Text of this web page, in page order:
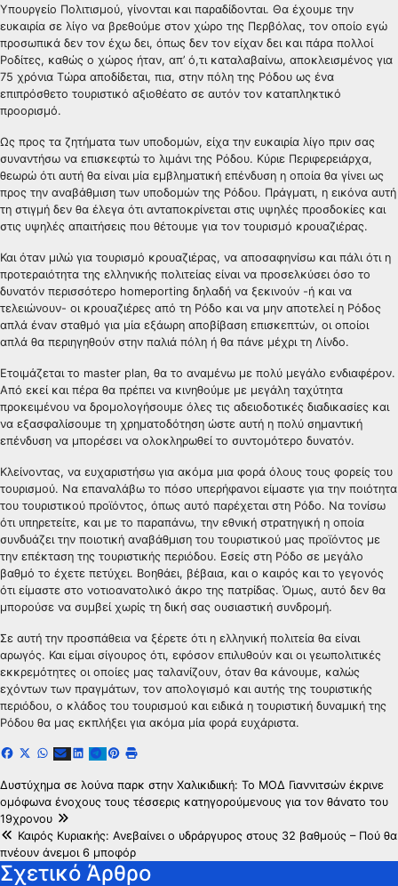
Υπουργείο Πολιτισμού, γίνονται και παραδίδονται. Θα έχουμε την
ευκαιρία σε λίγο να βρεθούμε στον χώρο της Περβόλας, τον οποίο εγώ
προσωπικά δεν τον έχω δει, όπως δεν τον είχαν δει και πάρα πολλοί
Ροδίτες, καθώς ο χώρος ήταν, απ’ ό,τι καταλαβαίνω, αποκλεισμένος για
75 χρόνια Τώρα αποδίδεται, πια, στην πόλη της Ρόδου ως ένα
επιπρόσθετο τουριστικό αξιοθέατο σε αυτόν τον καταπληκτικό
προορισμό.
Ως προς τα ζητήματα των υποδομών, είχα την ευκαιρία λίγο πριν σας
συναντήσω να επισκεφτώ το λιμάνι της Ρόδου. Κύριε Περιφερειάρχα,
θεωρώ ότι αυτή θα είναι μία εμβληματική επένδυση η οποία θα γίνει ως
προς την αναβάθμιση των υποδομών της Ρόδου. Πράγματι, η εικόνα αυτή
τη στιγμή δεν θα έλεγα ότι ανταποκρίνεται στις υψηλές προσδοκίες και
στις υψηλές απαιτήσεις που θέτουμε για τον τουρισμό κρουαζιέρας.
Και όταν μιλώ για τουρισμό κρουαζιέρας, να αποσαφηνίσω και πάλι ότι η
προτεραιότητα της ελληνικής πολιτείας είναι να προσελκύσει όσο το
δυνατόν περισσότερο homeporting δηλαδή να ξεκινούν -ή και να
τελειώνουν- οι κρουαζιέρες από τη Ρόδο και να μην αποτελεί η Ρόδος
απλά έναν σταθμό για μία εξάωρη αποβίβαση επισκεπτών, οι οποίοι
απλά θα περιηγηθούν στην παλιά πόλη ή θα πάνε μέχρι τη Λίνδο.
Ετοιμάζεται το master plan, θα το αναμένω με πολύ μεγάλο ενδιαφέρον.
Από εκεί και πέρα θα πρέπει να κινηθούμε με μεγάλη ταχύτητα
προκειμένου να δρομολογήσουμε όλες τις αδειοδοτικές διαδικασίες και
να εξασφαλίσουμε τη χρηματοδότηση ώστε αυτή η πολύ σημαντική
επένδυση να μπορέσει να ολοκληρωθεί το συντομότερο δυνατόν.
Κλείνοντας, να ευχαριστήσω για ακόμα μια φορά όλους τους φορείς του
τουρισμού. Να επαναλάβω το πόσο υπερήφανοι είμαστε για την ποιότητα
του τουριστικού προϊόντος, όπως αυτό παρέχεται στη Ρόδο. Να τονίσω
ότι υπηρετείτε, και με το παραπάνω, την εθνική στρατηγική η οποία
συνδυάζει την ποιοτική αναβάθμιση του τουριστικού μας προϊόντος με
την επέκταση της τουριστικής περιόδου. Εσείς στη Ρόδο σε μεγάλο
βαθμό το έχετε πετύχει. Βοηθάει, βέβαια, και ο καιρός και το γεγονός
ότι είμαστε στο νοτιοανατολικό άκρο της πατρίδας. Όμως, αυτό δεν θα
μπορούσε να συμβεί χωρίς τη δική σας ουσιαστική συνδρομή.
Σε αυτή την προσπάθεια να ξέρετε ότι η ελληνική πολιτεία θα είναι
αρωγός. Και είμαι σίγουρος ότι, εφόσον επιλυθούν και οι γεωπολιτικές
εκκρεμότητες οι οποίες μας ταλανίζουν, όταν θα κάνουμε, καλώς
εχόντων των πραγμάτων, τον απολογισμό και αυτής της τουριστικής
περιόδου, ο κλάδος του τουρισμού και ειδικά η τουριστική δυναμική της
Ρόδου θα μας εκπλήξει για ακόμα μία φορά ευχάριστα.
Πλοήγηση
άρθρων
Δυστύχημα σε λούνα παρκ στην Χαλικιδιική: Το ΜΟΔ Γιαννιτσών έκρινε
ομόφωνα ένοχους τους τέσσερις κατηγορούμενους για τον θάνατο του
19χρονου
Καιρός Κυριακής: Ανεβαίνει ο υδράργυρος στους 32 βαθμούς – Πού θα
πνέουν άνεμοι 6 μποφόρ
Σχετικό Άρθρο